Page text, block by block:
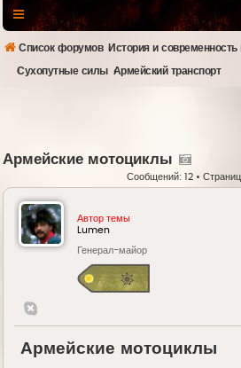
Список форумов История и современность
Сухопутные силы Армейский транспорт
Армейские мотоциклы
Сообщений: 12 •
Автор темы
Lumen
Генерал-майор
Армейские мотоциклы